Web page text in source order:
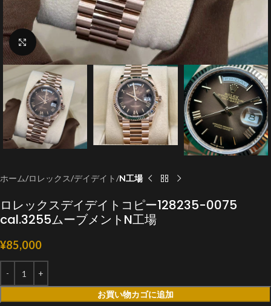
クリックで拡大
ホーム ロレックス デイデイト N工場
ロレックスデイデイトコピー128235-0075
cal.3255ムーブメントN工場
¥85,000
お買い物カゴに追加